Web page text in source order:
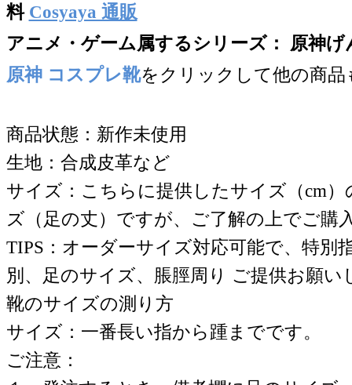
料 Cosyaya 通販
アニメ・ゲーム属するシリーズ： 原神げ
原神 コスプレ靴をクリックして他の商品
商品状態：新作未使用
生地：合成皮革など
サイズ：こちらに提供したサイズ（cm
ズ（足の丈）ですが、ご了解の上でご購
TIPS：オーダーサイズ対応可能で、特別
別、足のサイズ、脹脛周り ご提供お願い
靴のサイズの測り方
サイズ：一番長い指から踵までです。
ご注意：